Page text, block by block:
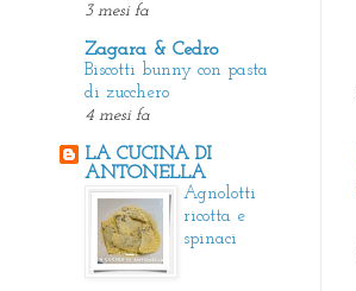
3 mesi fa
Zagara & Cedro
Biscotti bunny con pasta
di zucchero
4 mesi fa
LA CUCINA DI
ANTONELLA
Agnolotti
ricotta e
spinaci